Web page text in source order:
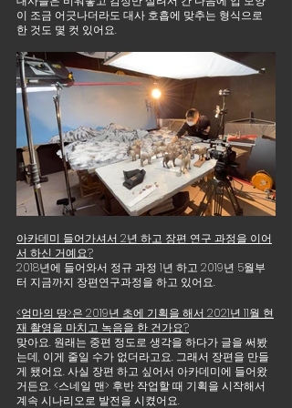
이 조금 어긋나더라도 대사 호흡에 맞추는 형식으로
한 것도 몇 컷 있어요.
아카데미 들어가셔서 2년 하고 장편 연구 과정을 이어
서 하신 거예요?
2018년에 들어와서 정규 과정 1년 하고 2019년 5월부
터 지금까지 장편연구과정을 하고 있어요.
<엄마의 땅>은 2019년 초에 기획을 해서 2021년 11월 현
재 촬영을 마치고 녹음을 한 건가요?
맞아요. 원래는 중편 정도로 생각을 하다가 글을 써봤
는데, 이게 줄일 수가 없더라고요. 그래서 장편을 만들
게 됐어요. 사실 장편 하고 싶어서 아카데미에 들어왔
거든요. <스네일 맨> 후반 작업할 때 기획을 시작해서
계속 시나리오로 발전을 시켰어요.